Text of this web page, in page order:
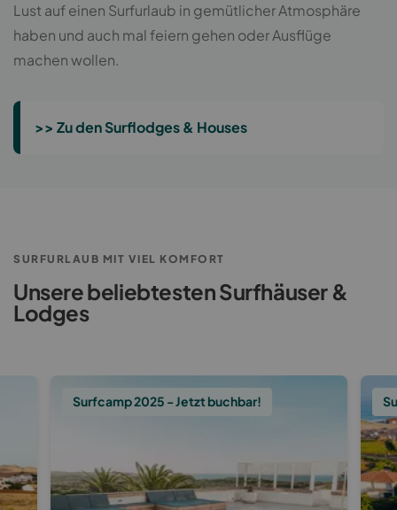
Lust auf einen Surfurlaub in gemütlicher Atmosphäre
haben und auch mal feiern gehen oder Ausflüge
machen wollen.
>> Zu den Surflodges & Houses
SURFURLAUB MIT VIEL KOMFORT
Unsere beliebtesten Surfhäuser &
Lodges
Surfcamp 2025 - Jetzt buchbar!